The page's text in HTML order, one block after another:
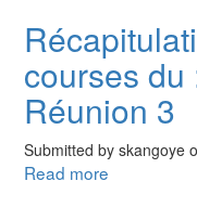
des
arrivées
des
courses
du
:
15-
courses
Réunion 3
Submitted by skangoye
Read more